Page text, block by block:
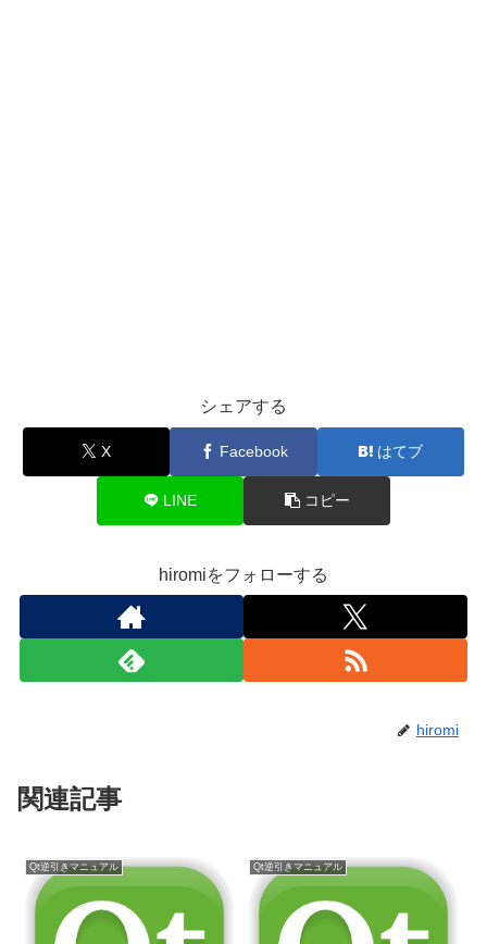
シェアする
X Facebook はてブ
LINE コピー
hiromiをフォローする
hiromi
関連記事
Qt逆引きマニュアル Qt逆引きマニュアル